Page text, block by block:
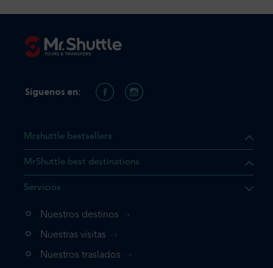
el producto que busca ya
vaya directamente a su
su reserva.
Mrshuttle bestsellers
MrShuttle best destinations
Servicios
Nuestros destinos
Nuestras visitas
Nuestros traslados
Síguenos en: